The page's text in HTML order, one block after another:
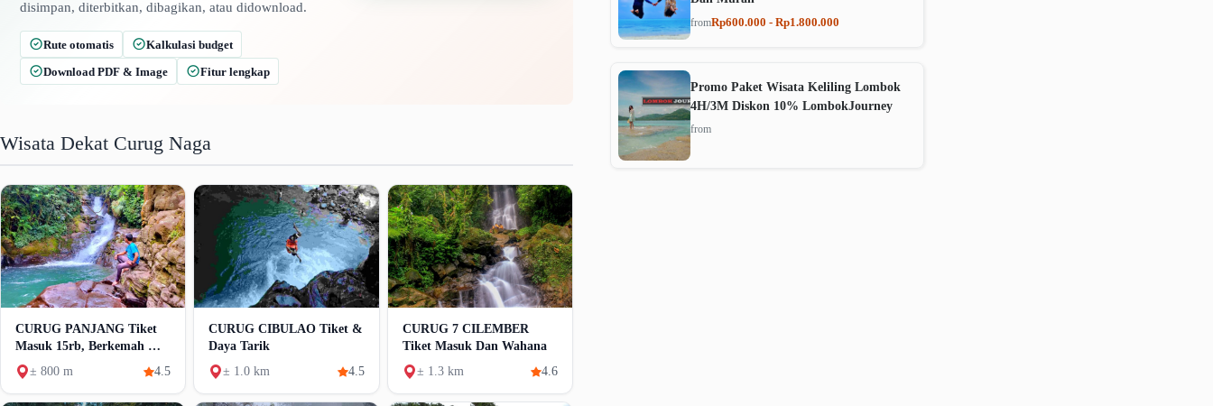
disimpan, diterbitkan, dibagikan, atau didownload.
Rute otomatis
Kalkulasi budget
Download PDF & Image
Fitur lengkap
Wisata Dekat Curug Naga
CURUG PANJANG Tiket
Masuk 15rb, Berkemah &
Berenang
± 800 m 4.5
CURUG CIBULAO Tiket &
Daya Tarik
± 1.0 km
4.5
CURUG 7 CILEMBER
Tiket Masuk Dan Wahana
± 1.3 km
4.6
fromRp600.000 - Rp1.800.000
Promo Paket Wisata Keliling Lombok
4H/3M Diskon 10% LombokJourney
from